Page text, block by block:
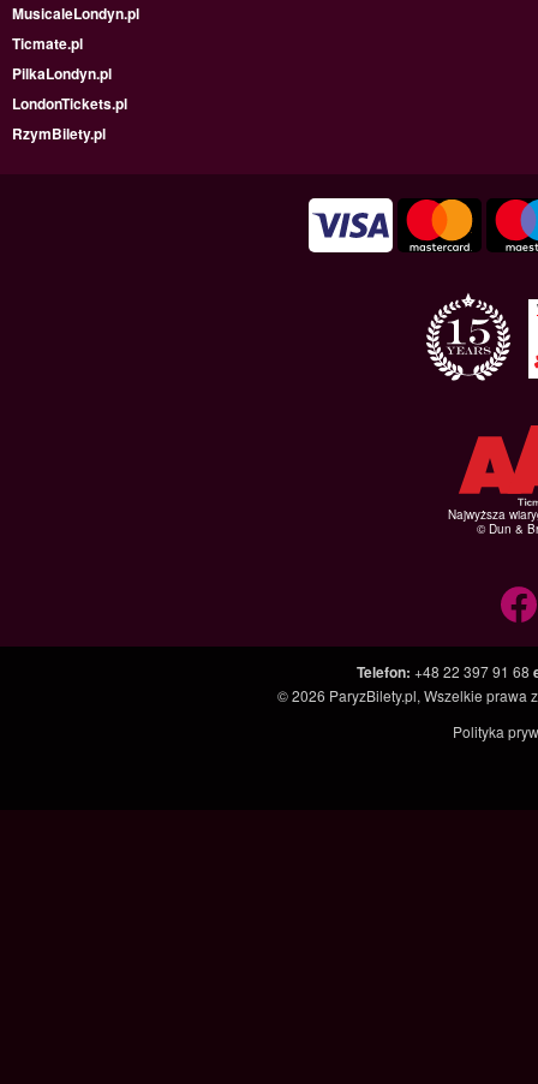
MusicaleLondyn.pl
Ticmate.pl
PilkaLondyn.pl
LondonTickets.pl
RzymBilety.pl
Najwyższa
© Dun &
Telefon: +48 22 397 91 68
© 2026 ParyzBilety.pl, Wszelkie prawa
Polityka